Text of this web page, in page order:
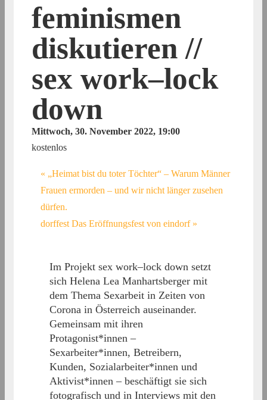
feminismen
diskutieren //
sex work–lock
down
Mittwoch, 30. November 2022, 19:00
kostenlos
« „Heimat bist du toter Töchter“ – Warum Männer
Frauen ermorden – und wir nicht länger zusehen
dürfen.
dorffest Das Eröffnungsfest von eindorf »
Im Projekt sex work–lock down setzt
sich Helena Lea Manhartsberger mit
dem Thema Sexarbeit in Zeiten von
Corona in Österreich auseinander.
Gemeinsam mit ihren
Protagonist*innen –
Sexarbeiter*innen, Betreibern,
Kunden, Sozialarbeiter*innen und
Aktivist*innen – beschäftigt sie sich
fotografisch und in Interviews mit den